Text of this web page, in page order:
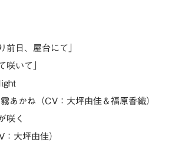
前日、屋台にて」
咲いて」
あかね（CV：大坪由佳＆福原香織）
咲く
大坪由佳）